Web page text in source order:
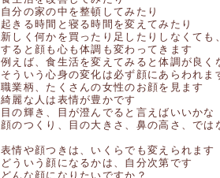
自分の家の中を整頓してみたり
起きる時間と寝る時間を変えてみたり
新しく何かを買ったり足したりしなくて
すると顔も心も体調も変わってきます
例えば、食生活を変えてみると体調が良
そういう心身の変化は必ず顔にあらわれま
職業柄、たくさんの女性のお顔を見ます
綺麗な人は表情が豊かです
目の輝き、目が澄んでると言えばいいかな
顔のつくり、目の大きさ、鼻の高さ、で
表情や顔つきは、いくらでも変えられます
どういう顔になるかは、自分次第です
どんな顔になりたいですか？